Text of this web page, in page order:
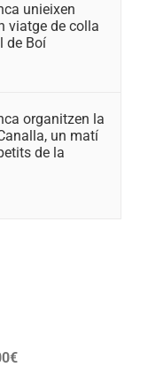
unieixen
viatge de colla
de Boí
organitzen la
un matí
de la
€